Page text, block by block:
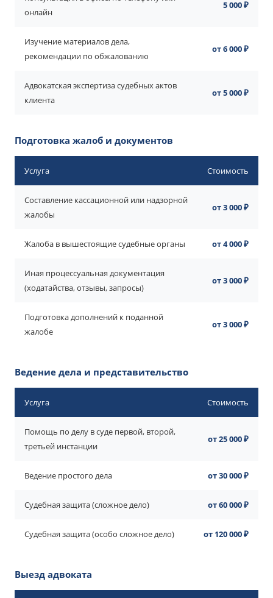
онлайн
5 000 ₽
Изучение материалов дела,
рекомендации по обжалованию
от 6 000 ₽
Адвокатская экспертиза судебных актов
клиента
от 5 000 ₽
Подготовка жалоб и документов
Услуга Стоимость
Составление кассационной или надзорной
жалобы
от 3 000 ₽
Жалоба в вышестоящие судебные органы от 4 000 ₽
Иная процессуальная документация
(ходатайства, отзывы, запросы)
от 3 000 ₽
Подготовка дополнений к поданной
жалобе
от 3 000 ₽
Ведение дела и представительство
Услуга Стоимость
Помощь по делу в суде первой, второй,
третьей инстанции
от 25 000 ₽
Ведение простого дела от 30 000 ₽
Судебная защита (сложное дело) от 60 000 ₽
Судебная защита (особо сложное дело) от 120 000 ₽
Выезд адвоката